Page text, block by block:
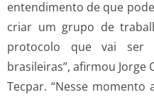
entendimento de que
criar um grupo de
protocolo que vai ser
brasileiras”, afirmou
Tecpar. “Nesse